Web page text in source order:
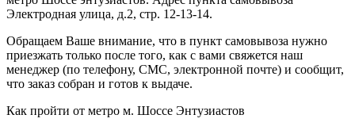
Электродная улица, д.2, стр. 12-13-14.
Обращаем Ваше внимание, что в пункт самовывоза нужно
приезжать только после того, как с вами свяжется наш
менеджер (по телефону, СМС, электронной почте) и сообщит,
что заказ собран и готов к выдаче.
Как пройти от метро м. Шоссе Энтузиастов